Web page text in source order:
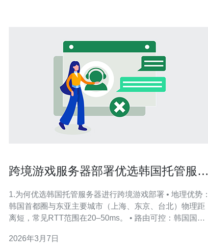
跨境游戏服务器部署优选韩国托管服务
1.为何优选韩国托管服务器进行跨境游戏部署 • 地理优势：
韩国首都圈与东亚主要城市（上海、东京、台北）物理距
离短，常见RTT范围在20–50ms。 • 路由可控：韩国国际
连。 • 带宽与端口：常见托管产品提供1Gbps或10Gbps公
2026年3月7日